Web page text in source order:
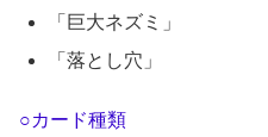
「巨大ネズミ」
「落とし穴」
○カード種類